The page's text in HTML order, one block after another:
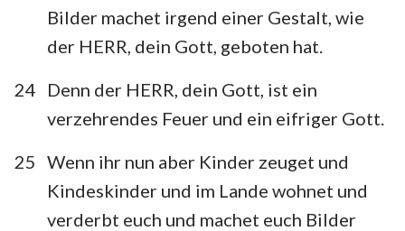
Bilder machet irgend einer Gestalt, wie
der HERR, dein Gott, geboten hat.
24
Denn der HERR, dein Gott, ist ein
verzehrendes Feuer und ein eifriger Gott.
25 Wenn ihr nun aber Kinder zeuget und
Kindeskinder und im Lande wohnet und
verderbt euch und machet euch Bilder